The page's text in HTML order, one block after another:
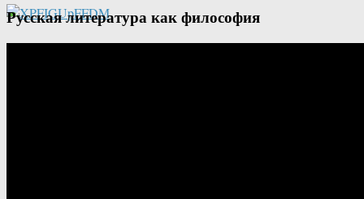
Русская литература как философия